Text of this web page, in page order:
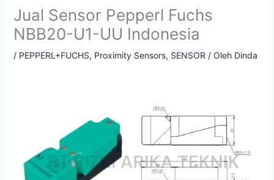
Jual Sensor Pepperl Fuchs
NBB20-U1-UU Indonesia
/ PEPPERL+FUCHS, Proximity Sensors, SENSOR / Oleh Dinda